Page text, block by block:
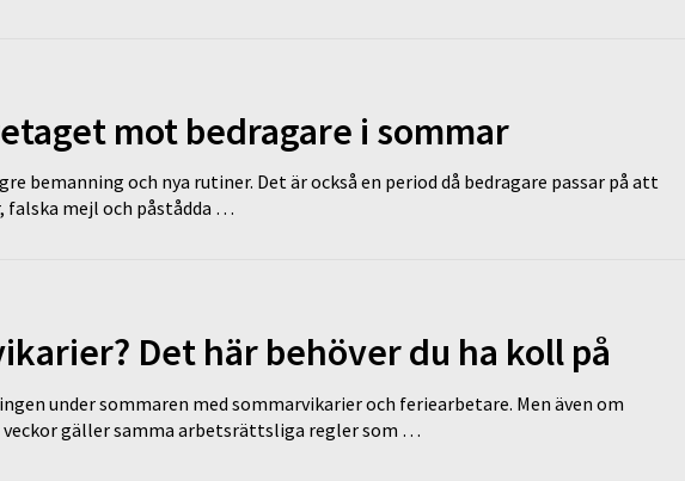
mot bedragare i sommar
bemanning och nya rutiner. Det är också en period då bedragare passar på att
falska mejl och påstådda …
Det här behöver du ha koll på
under sommaren med sommarvikarier och feriearbetare. Men även om
veckor gäller samma arbetsrättsliga regler som …